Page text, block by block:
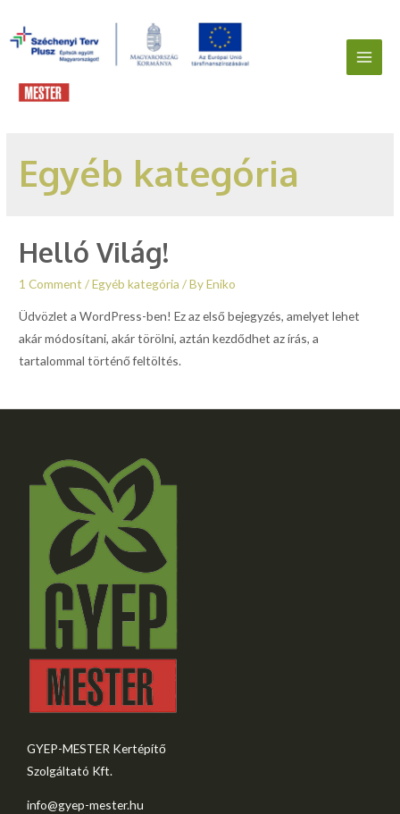
Main
Egyéb kategória
Helló Világ!
1 Comment /Egyéb kategória / ByEniko
Üdvözlet a WordPress-ben! Ez az első bejegyzés, amelyet lehet
akár módosítani, akár törölni, aztán kezdődhet az írás, a
tartalommal történő feltöltés.
GYEP-MESTER Kertépítő
Szolgáltató Kft.
info@gyep-mester.hu